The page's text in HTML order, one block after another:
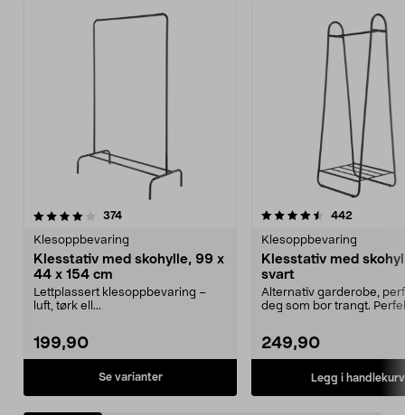
374anmeldelser
Klesoppbevaring
Klesstativ med skohylle, 99 x
44 x 154 cm
Lettplassert klesoppbevaring –
luft, tørk ell...
199,90
Se varianter
4.5 av 5 stjerner 442
Klesoppbevaring
Klesstativ med
svart
Alternativ garderobe,
deg som bor trangt.
249,90
Legg i handlekurv
4.5 av 5 stjerner